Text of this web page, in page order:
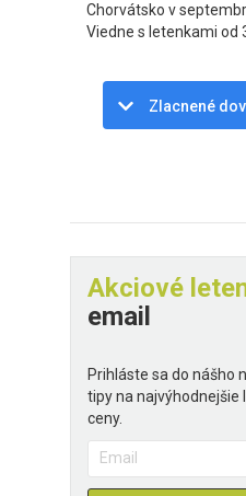
Chorvátsko v
Viedne s letenkami od
Zlacnené
Akciové
email
Prihláste sa do nášho
tipy na najvýhodnejšie
ceny.